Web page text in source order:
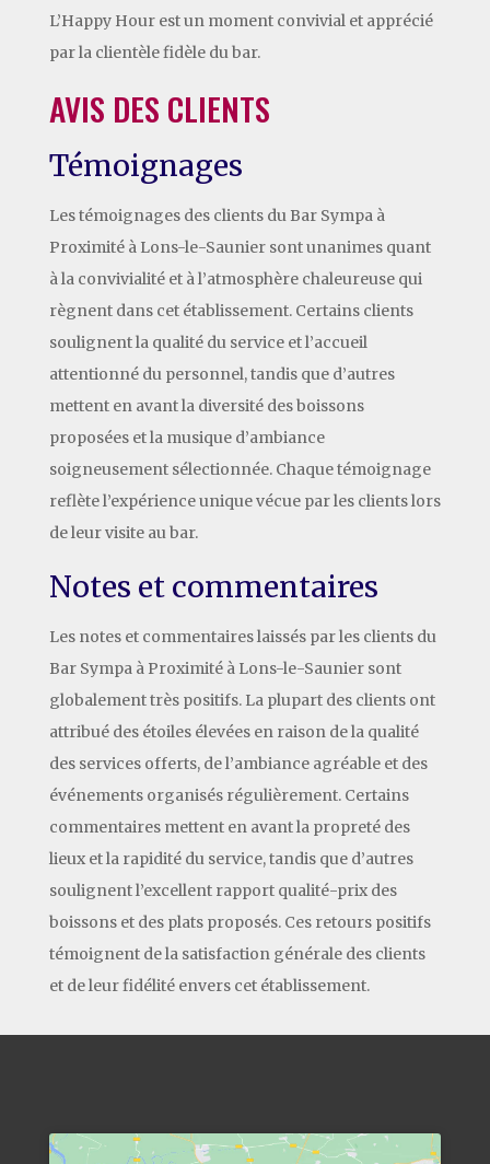
L’Happy Hour est un moment convivial et apprécié
par la clientèle fidèle du bar.
AVIS DES CLIENTS
Témoignages
Les témoignages des clients du Bar Sympa à
Proximité à Lons-le-Saunier sont unanimes quant
à la convivialité et à l’atmosphère chaleureuse qui
règnent dans cet établissement. Certains clients
soulignent la qualité du service et l’accueil
attentionné du personnel, tandis que d’autres
mettent en avant la diversité des boissons
proposées et la musique d’ambiance
soigneusement sélectionnée. Chaque témoignage
reflète l’expérience unique vécue par les clients lors
de leur visite au bar.
Notes et commentaires
Les notes et commentaires laissés par les clients du
Bar Sympa à Proximité à Lons-le-Saunier sont
globalement très positifs. La plupart des clients ont
attribué des étoiles élevées en raison de la qualité
des services offerts, de l’ambiance agréable et des
événements organisés régulièrement. Certains
commentaires mettent en avant la propreté des
lieux et la rapidité du service, tandis que d’autres
soulignent l’excellent rapport qualité-prix des
boissons et des plats proposés. Ces retours positifs
témoignent de la satisfaction générale des clients
et de leur fidélité envers cet établissement.